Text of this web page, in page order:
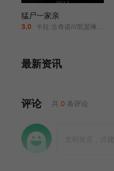
猛尸一家亲
3.0 卡拉·古奇诺///凯瑟琳·伊莎贝尔///卢·泰勒·普奇///唐纳德·沙利斯///凯文·麦克纳尔蒂// Jason William Day //杰森·麦金农///罗曼·金赛拉///杰卡·博尚// Darcey Johnson / Aedan Edwards / Lee Tichon / Kenny Wood-Schatz/
最新资讯
评论 共 0 条评论